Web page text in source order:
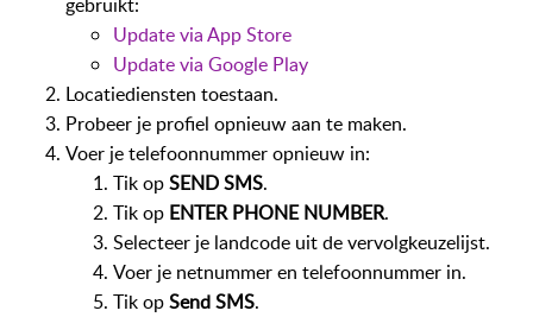
Update via App Store
Update via Google Play
Locatiediensten toestaan.
Probeer je profiel opnieuw aan te maken.
Voer je telefoonnummer opnieuw in:
Tik opSEND SMS.
Tik op ENTER PHONE NUMBER.
Selecteer je landcode uit de vervolgkeuzelijst.
Voer je netnummer en telefoonnummer in.
Tik opSend SMS.